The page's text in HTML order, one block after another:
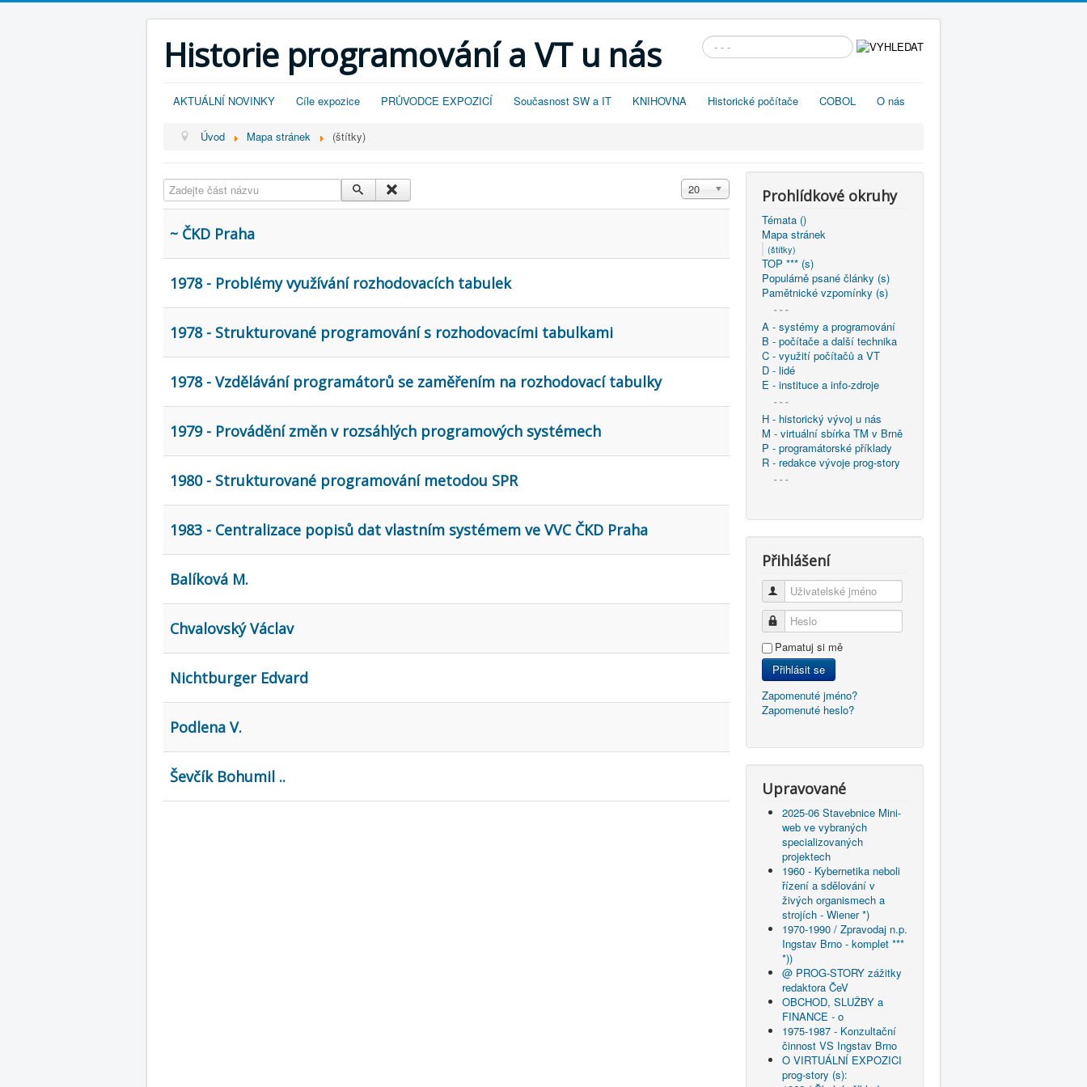
Historie programování a VT u nás Vyhledávání...
AKTUÁLNÍ NOVINKY Cíle expozice PRŮVODCE EXPOZICÍ Současnost SW a IT KNIHOVNA Historické počítače COBOL O nás
Úvod Mapa stránek (štítky)
Zadejte část názvu Zobrazit
20
~ ČKD Praha
1978 - Problémy využívání rozhodovacích tabulek
1978 - Strukturované programování s rozhodovacími tabulkami
1978 - Vzdělávání programátorů se zaměřením na rozhodovací tabulky
1979 - Provádění změn v rozsáhlých programových systémech
1980 - Strukturované programování metodou SPR
1983 - Centralizace popisů dat vlastním systémem ve VVC ČKD Praha
Balíková M.
Chvalovský Václav
Nichtburger Edvard
Podlena V.
Ševčík Bohumil ..
Prohlídkové okruhy
Témata ()
Mapa stránek
(štítky)
TOP *** (s)
Populárně psané články (s)
Pamětnické vzpomínky (s)
- - -
A - systémy a programování
B - počítače a další technika
C - využití počítačů a VT
D - lidé
E - instituce a info-zdroje
- - -
H - historický vývoj u nás
M - virtuální sbírka TM v Brně
P - programátorské příklady
R - redakce vývoje prog-story
- - -
Přihlášení
Uživatelské jméno
Heslo
Pamatuj si mě
Přihlásit se
Zapomenuté jméno?
Zapomenuté heslo?
Upravované
2025-06 Stavebnice Mini-
web ve vybraných
specializovaných
projektech
1960 - Kybernetika neboli
řízení a sdělování v
živých organismech a
strojích - Wiener *)
1970-1990 / Zpravodaj n.p.
Ingstav Brno - komplet ***
*))
@ PROG-STORY zážitky
redaktora ČeV
OBCHOD, SLUŽBY a
FINANCE - o
1975-1987 - Konzultační
činnost VS Ingstav Brno
O VIRTUÁLNÍ EXPOZICI
prog-story (s):